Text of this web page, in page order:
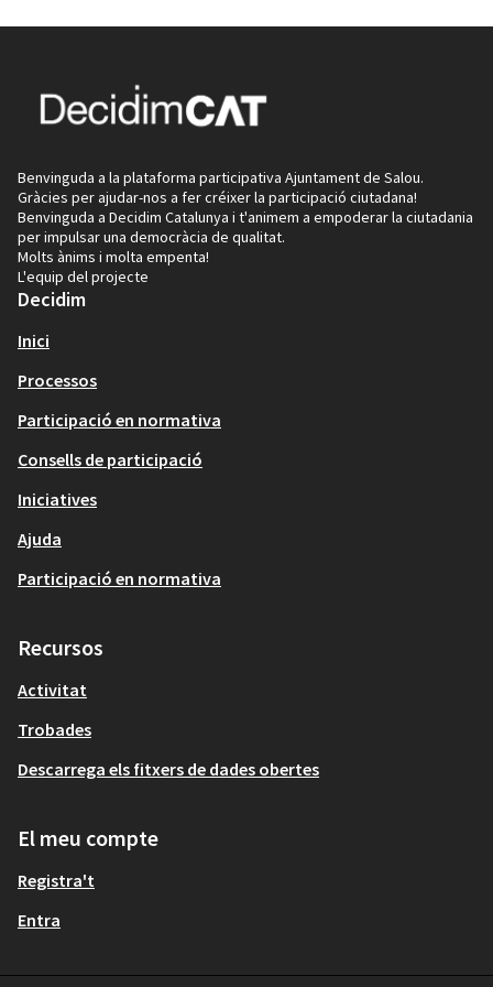
Benvinguda a la plataforma participativa Ajuntament de Salou.
Gràcies per ajudar-nos a fer créixer la participació ciutadana!
Benvinguda a Decidim Catalunya i t'animem a empoderar la ciutadania
per impulsar una democràcia de qualitat.
Molts ànims i molta empenta!
L'equip del projecte
Decidim
Inici
Processos
Participació en normativa
Consells de participació
Iniciatives
Ajuda
Participació en normativa
Recursos
Activitat
Trobades
Descarrega els fitxers de dades obertes
El meu compte
Registra't
Entra